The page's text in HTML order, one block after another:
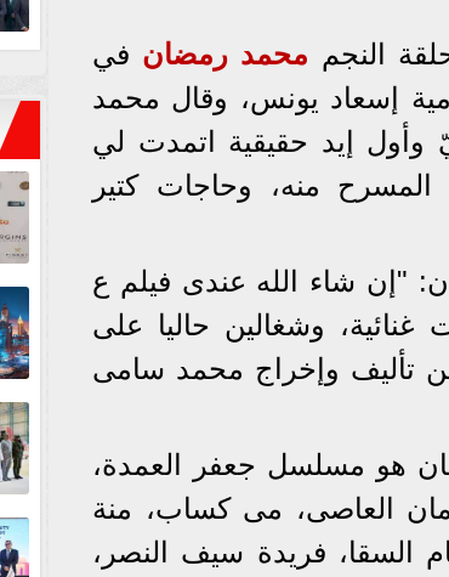
محمد رمضان في
إسعاد يونس، وقال محمد
إيد حقيقية اتمدت لي
منه، وحاجات كتير
"إن شاء الله عندى فيلم ع
وشغالين حاليا على
2024 هايكون من تأليف وإخراج محمد سامى
هو مسلسل جعفر العمدة،
العاصى، مى كساب، منة
السقا، فريدة سيف النصر،
|...